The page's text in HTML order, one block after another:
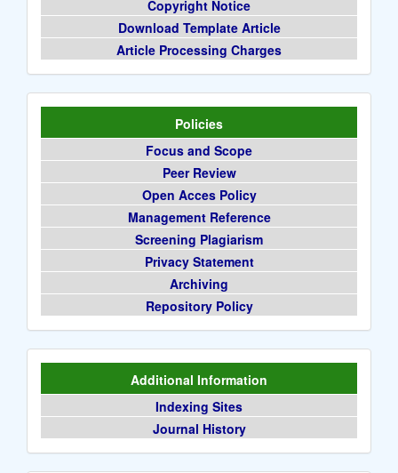
Copyright Notice
Download Template Article
Article Processing Charges
Policies
Focus and Scope
Peer Review
Open Acces Policy
Management Reference
Screening Plagiarism
Privacy Statement
Archiving
Repository Policy
Additional Information
Indexing Sites
Journal History